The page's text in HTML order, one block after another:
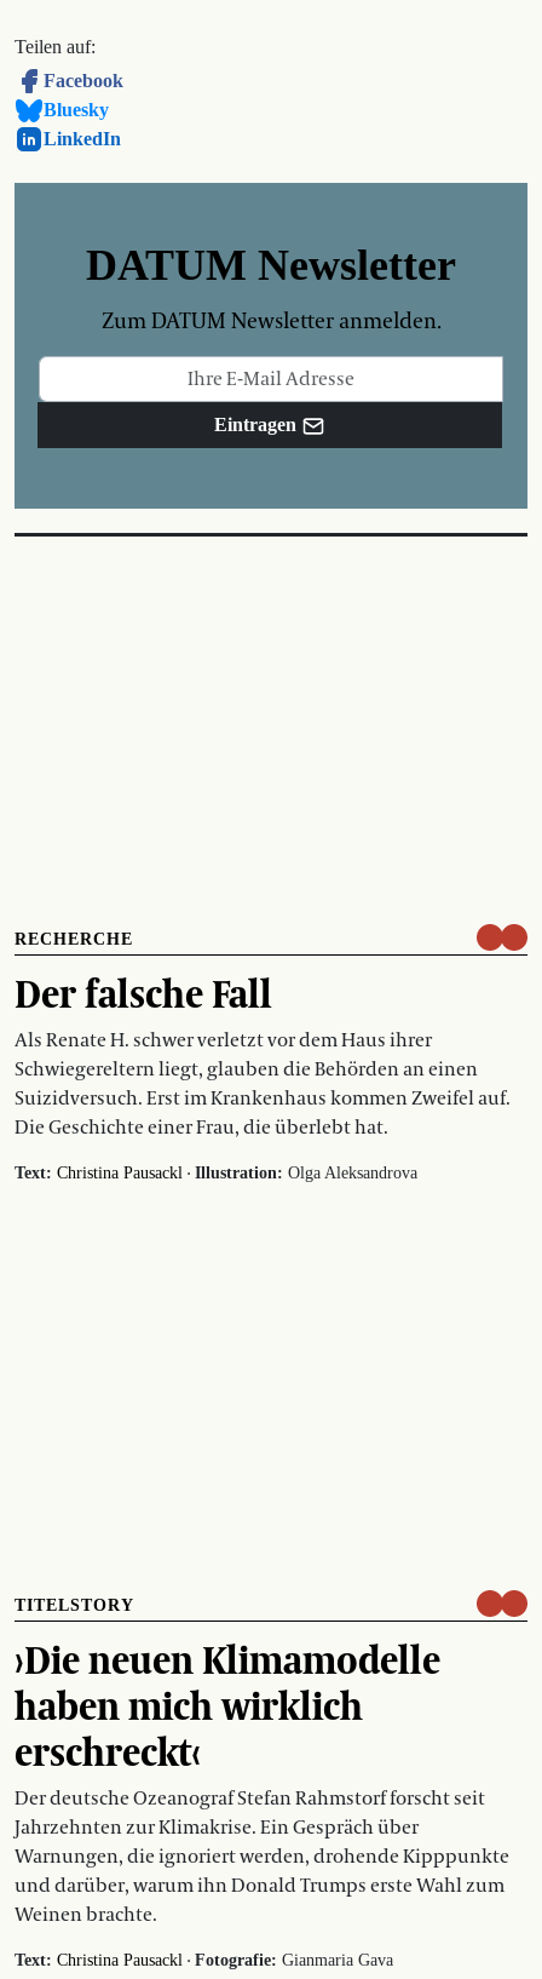
Teilen auf:
Facebook
Bluesky
LinkedIn
DATUM Newsletter
Zum DATUM Newsletter anmelden.
Eintragen
RECHERCHE
Der falsche Fall
Als Renate H. schwer verletzt vor dem Haus ihrer
Schwiegereltern liegt, glauben die Behörden an einen
Suizidversuch. Erst im Krankenhaus kommen Zweifel auf.
Die Geschichte einer Frau, die überlebt hat.
Text: Christina Pausackl · Illustration: Olga Aleksandrova
TITELSTORY
›Die neuen Klimamodelle
haben mich wirklich
erschreckt‹
Der deutsche Ozeanograf Stefan Rahmstorf forscht seit
Jahrzehnten zur Klimakrise. Ein Gespräch über
Warnungen, die ignoriert werden, drohende Kipppunkte
und darüber, warum ihn Donald Trumps erste Wahl zum
Weinen brachte.
Text: Christina Pausackl · Fotografie: Gianmaria Gava